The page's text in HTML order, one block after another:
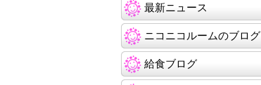
最新ニュース
ニコニコルームのブログ
給食ブログ